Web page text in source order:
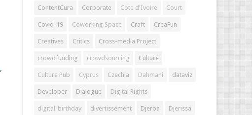
,
ContentCura Corporate Cote d'Ivoire Court
Covid-19 Coworking Space Craft CreaFun
Creatives Critics Cross-media Project
crowdfunding crowdsourcing Culture
Culture Pub Cyprus Czechia Dahmani dataviz
Developer Dialogue Digital Rights
digital-birthday divertissement Djerba Djerissa